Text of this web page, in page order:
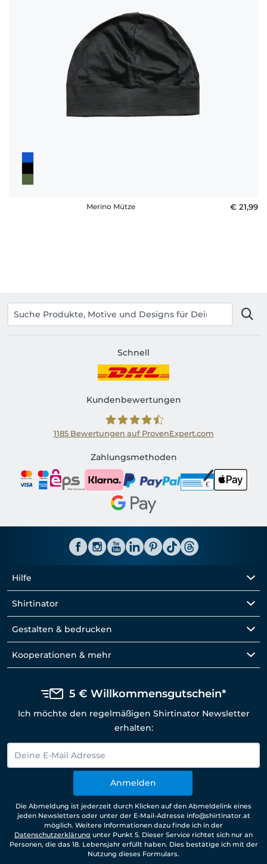
Merino Mütze € 21,99
Schnell
Kundenbewertungen
Shirtinator AT
1185Bewertungen auf ProvenExpert.com
Zahlungsmethoden
Hilfe
Shirtinator
Gestalten & bedrucken
Kooperationen & mehr
5 € Willkommensgutschein*
Ich möchte den regelmäßigen Shirtinator Newsletter
erhalten:
Anmelden
Die Abmeldung ist jederzeit durch Klicken auf den Abmeldelink eines
jeden Newsletters oder unter der E-Mail-Adresse info@shirtinator.at
möglich. Weitere Informationen dazu finde ich in der
Datenschutzerklärung unter Punkt 5. Dieser Service richtet sich nur an
Personen, die das 18. Lebensjahr erfüllt haben. Dies bestätige ich mit der
Nutzung dieses Formulars.